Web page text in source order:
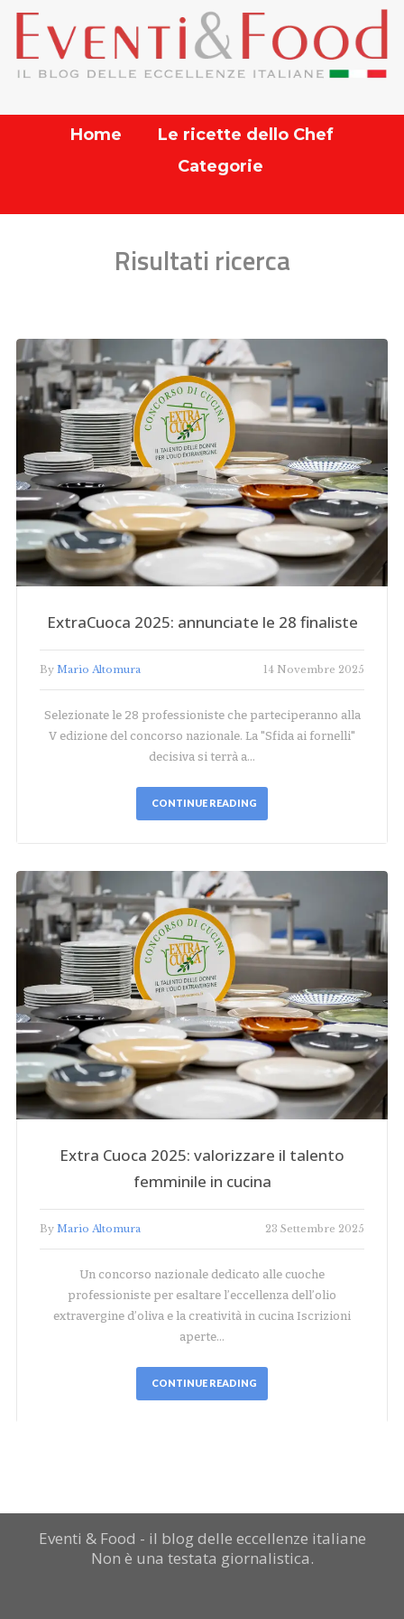
Home
Le ricette dello Chef
Categorie
Risultati ricerca
ExtraCuoca 2025: annunciate le 28 finaliste
By Mario Altomura 14 Novembre 2025
Selezionate le 28 professioniste che parteciperanno alla
V edizione del concorso nazionale. La "Sfida ai fornelli"
decisiva si terrà a…
CONTINUE READING
Extra Cuoca 2025: valorizzare il talento
femminile in cucina
By Mario Altomura 23 Settembre 2025
Un concorso nazionale dedicato alle cuoche
professioniste per esaltare l’eccellenza dell’olio
extravergine d’oliva e la creatività in cucina Iscrizioni
aperte…
CONTINUE READING
Eventi & Food - il blog delle eccellenze italiane
Non è una testata giornalistica.